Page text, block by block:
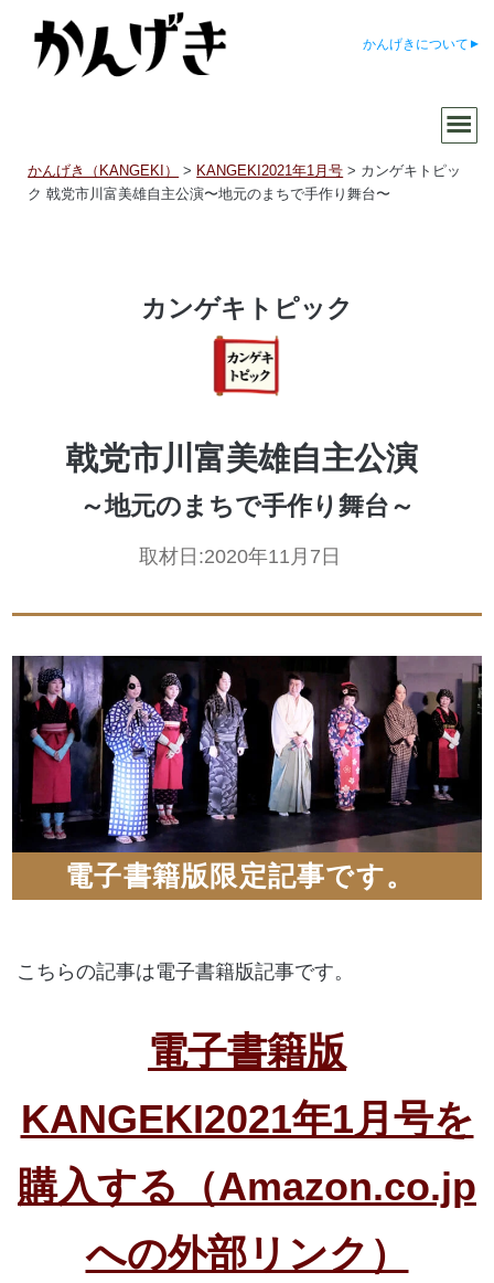
かんげきについて
かんげき（KANGEKI） > KANGEKI2021年1月号 > カンゲキトピッ
ク 戟党市川富美雄自主公演〜地元のまちで手作り舞台〜
カンゲキトピック
戟党市川富美雄自主公演
～地元のまちで手作り舞台～
取材日:2020年11月7日
電子書籍版限定記事です。
こちらの記事は電子書籍版記事です。
電子書籍版
KANGEKI2021年1月号を
購入する（Amazon.co.jp
への外部リンク）